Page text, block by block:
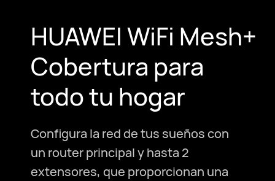
HUAWEI WiFi Mesh+
Cobertura para
todo tu hogar
Configura la red de tus sueños con
un router principal y hasta 2
extensores, que proporcionan una